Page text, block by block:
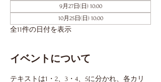
9月27日(日) 10:00
10月25日(日) 10:00
全11件の日付を表示
イベントについて
テキストは1・2、3・4、5に分かれ、各カリ